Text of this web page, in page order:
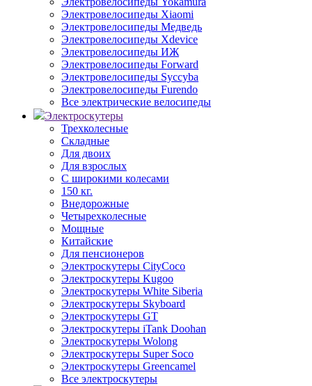
Электровелосипеды Xiaomi
Электровелосипеды Медведь
Электровелосипеды Xdevice
Электровелосипеды ИЖ
Электровелосипеды Forward
Электровелосипеды Syccyba
Электровелосипеды Furendo
Все электрические велосипеды
Электроскутеры
Трехколесные
Складные
Для двоих
Для взрослых
С широкими колесами
150 кг.
Внедорожные
Четырехколесные
Мощные
Китайские
Для пенсионеров
Электроскутеры CityCoco
Электроскутеры Kugoo
Электроскутеры White Siberia
Электроскутеры Skyboard
Электроскутеры GT
Электроскутеры iTank Doohan
Электроскутеры Wolong
Электроскутеры Super Soco
Электроскутеры Greencamel
Все электроскутеры